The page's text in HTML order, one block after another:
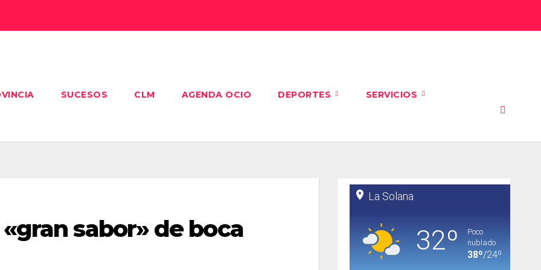
SUCESOS CLM AGENDA OCIO DEPORTES SERVICIOS
sabor» de boca